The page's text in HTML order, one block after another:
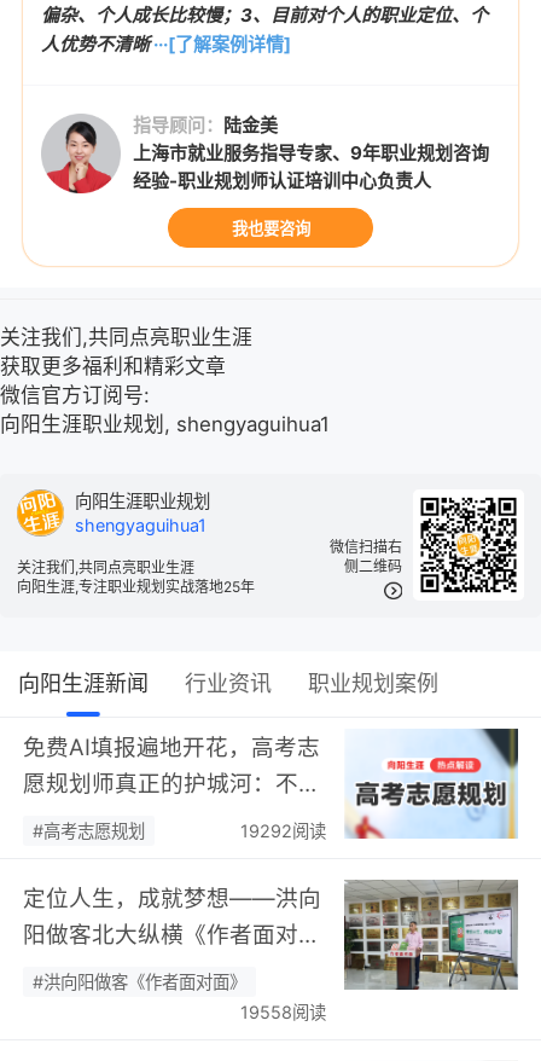
偏杂、个人成长比较慢；3、目前对个人的职业定位、个
人优势不清晰···[了解案例详情]
指导顾问： 陆金美
上海市就业服务指导专家、9年职业规划咨询
经验-职业规划师认证培训中心负责人
我也要咨询
关注我们,共同点亮职业生涯
获取更多福利和精彩文章
微信官方订阅号:
向阳生涯职业规划, shengyaguihua1
微信扫描右
侧二维码
向阳生涯职业规划
shengyaguihua1
关注我们,共同点亮职业生涯
向阳生涯,专注职业规划实战落地25年
向阳生涯新闻 行业资讯 职业规划案例
免费AI填报遍地开花，高考志
愿规划师真正的护城河：不靠
数据，靠“人”…
#高考志愿规划 19292阅读
定位人生，成就梦想——洪向
阳做客北大纵横《作者面对
面》开展职业规划专题分享…
#洪向阳做客《作者面对面》
19558阅读